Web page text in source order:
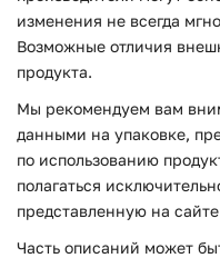
изменения не всегда
Возможные отличия
продукта.
Мы рекомендуем вам
данными на упаковке,
по использованию
полагаться
представленную на
Часть описаний может